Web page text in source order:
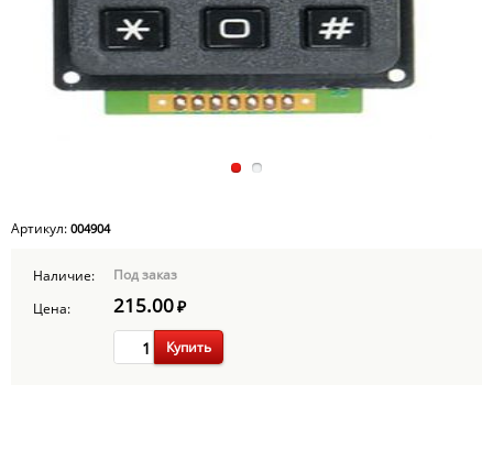
Артикул: 004904
Наличие:
Под заказ
Цена:
215.00₽
Купить